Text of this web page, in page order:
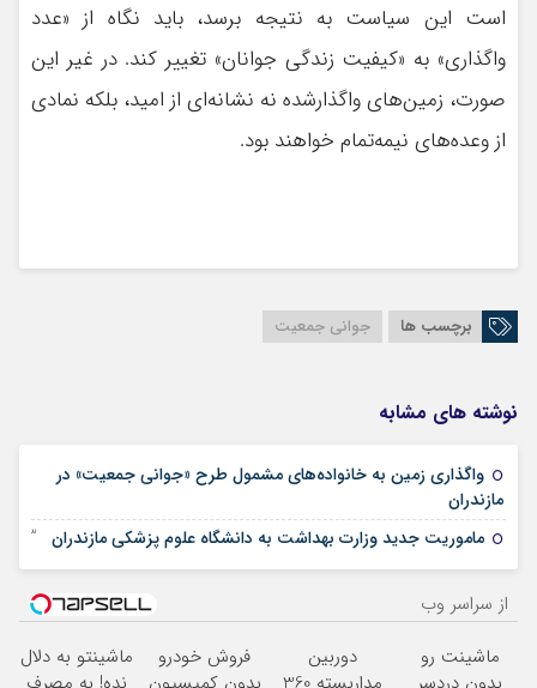
است این سیاست به نتیجه برسد، باید نگاه از «عدد
واگذاری» به «کیفیت زندگی جوانان» تغییر کند. در غیر این
صورت، زمین‌های واگذارشده نه نشانه‌ای از امید، بلکه نمادی
از وعده‌های نیمه‌تمام خواهند بود.
برچسب ها جوانی جمعیت
نوشته های مشابه
واگذاری زمین به خانواده‌های مشمول طرح «جوانی جمعیت» در
مازندران
ماموریت جدید وزارت بهداشت به دانشگاه علوم پزشکی مازندران 23 ژانویه 2024
از سراسر وب
ماشینت رو
دوربین
فروش خودرو
ماشینتو به دلال